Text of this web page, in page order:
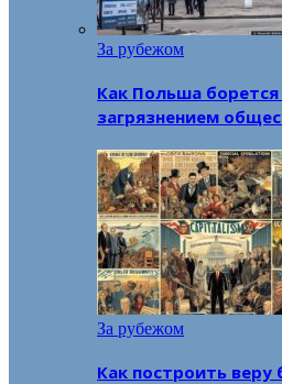
За рубежом
Как Польша
загрязнением
За рубежом
Как построить веру